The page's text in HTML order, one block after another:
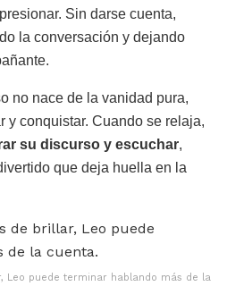
Sin darse cuenta,
la conversación y dejando
no nace de la vanidad pura,
y conquistar. Cuando se relaja,
su discurso y escuchar,
que deja huella en la
Leo puede terminar hablando más de la